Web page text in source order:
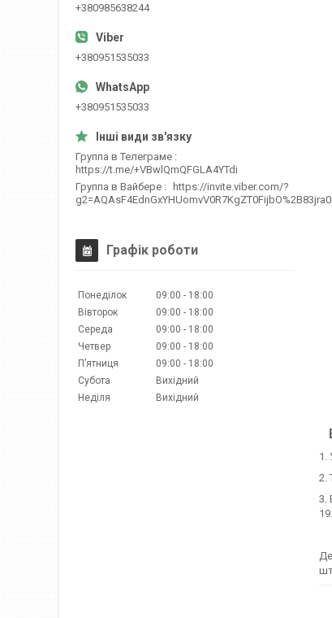
1.
2.
3.
+380985638244
+380951535033
+380951535033
Группа в Телеграме
https://t.me/+VBwlQmQFGLA4YTdi
Группа в Вайбере
https://invite.viber.com/?
Графік роботи
Понеділок 09:00
18:00
Вівторок
09:00
18:00
Середа
09:00
18:00
Четвер
09:00
18:00
Пʼятниця
09:00
18:00
Субота
Вихідний
Неділя
Вихідний